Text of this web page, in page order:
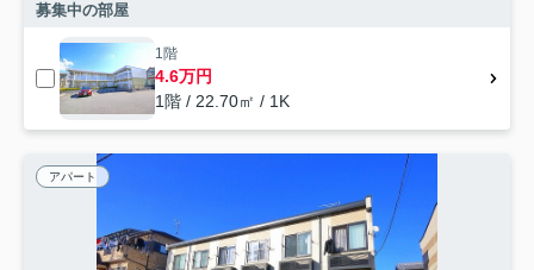
募集中の部屋
1階
4.6万円
1階 / 22.70㎡ / 1K
アパート